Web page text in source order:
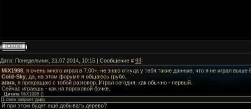
Дата: Понедельник, 21.07.2014, 10:15 | Сообщение # 93
MiX1998 , я очень много играл в 7.00+, не знаю откуда у тебя такие данные, что я не играл выше
Cold-Sky , да, на этом форуме я общаюсь грубо.
arara , я прекращаю с тобой разговор. Играл сегодня, как обычно - первый.
Сейчас играешь - как на пороховой бочке.
Цитата MiX1998 ()
1 свен закроет дыру
И при этом будет ещё добывать дерево?